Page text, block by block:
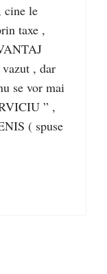
cine le
taxe ,
, dar
se vor mai
” ,
( spuse